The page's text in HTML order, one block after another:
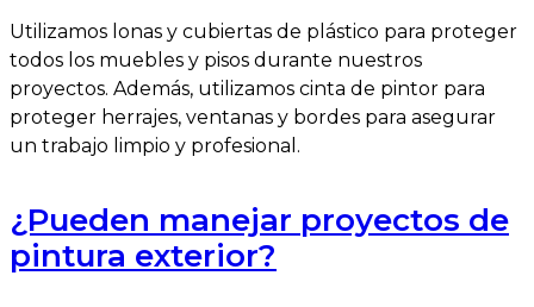
Utilizamos lonas y cubiertas de plástico para proteger
todos los muebles y pisos durante nuestros
proyectos. Además, utilizamos cinta de pintor para
proteger herrajes, ventanas y bordes para asegurar
un trabajo limpio y profesional.
¿Pueden manejar proyectos de
pintura exterior?